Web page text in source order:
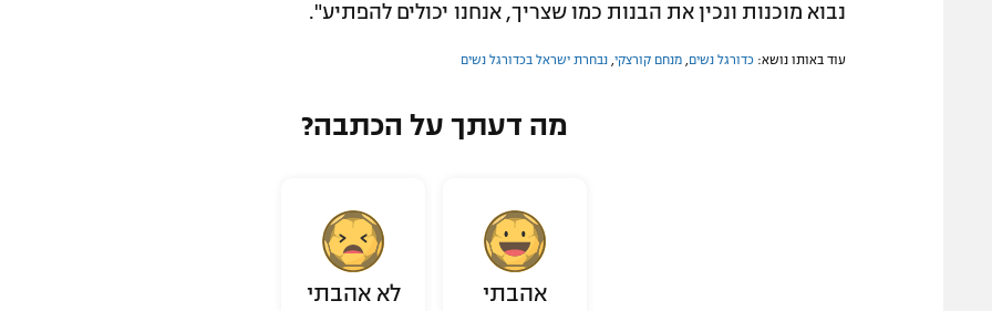
נבוא מוכנות ונכין את הבנות כמו שצריך, אנחנו יכולים להפתיע".
עוד באותו נושא: כדורגל נשים מנחם קורצקי נבחרת ישראל בכדורגל נשים
מה דעתך על הכתבה?
אהבתי לא אהבתי